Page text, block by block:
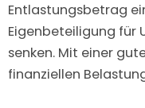
Entlastungsbetrag
Eigenbeteiligung für
senken. Mit einer
finanziellen